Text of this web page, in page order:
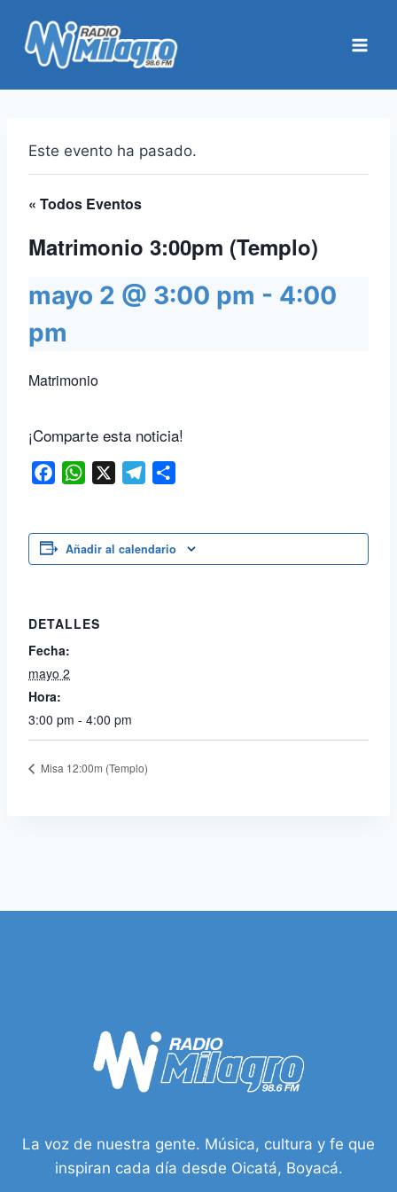
contenido
Este evento ha pasado.
« Todos Eventos
Matrimonio 3:00pm (Templo)
mayo 2 @ 3:00 pm - 4:00
pm
Matrimonio
¡Comparte esta noticia!
FacebookWhatsApp Telegram
Añadir al calendario
DETALLES
Fecha:
mayo 2
Hora:
3:00 pm - 4:00 pm
Misa 12:00m (Templo)
La voz de nuestra gente. Música, cultura y fe que
inspiran cada día desde Oicatá, Boyacá.